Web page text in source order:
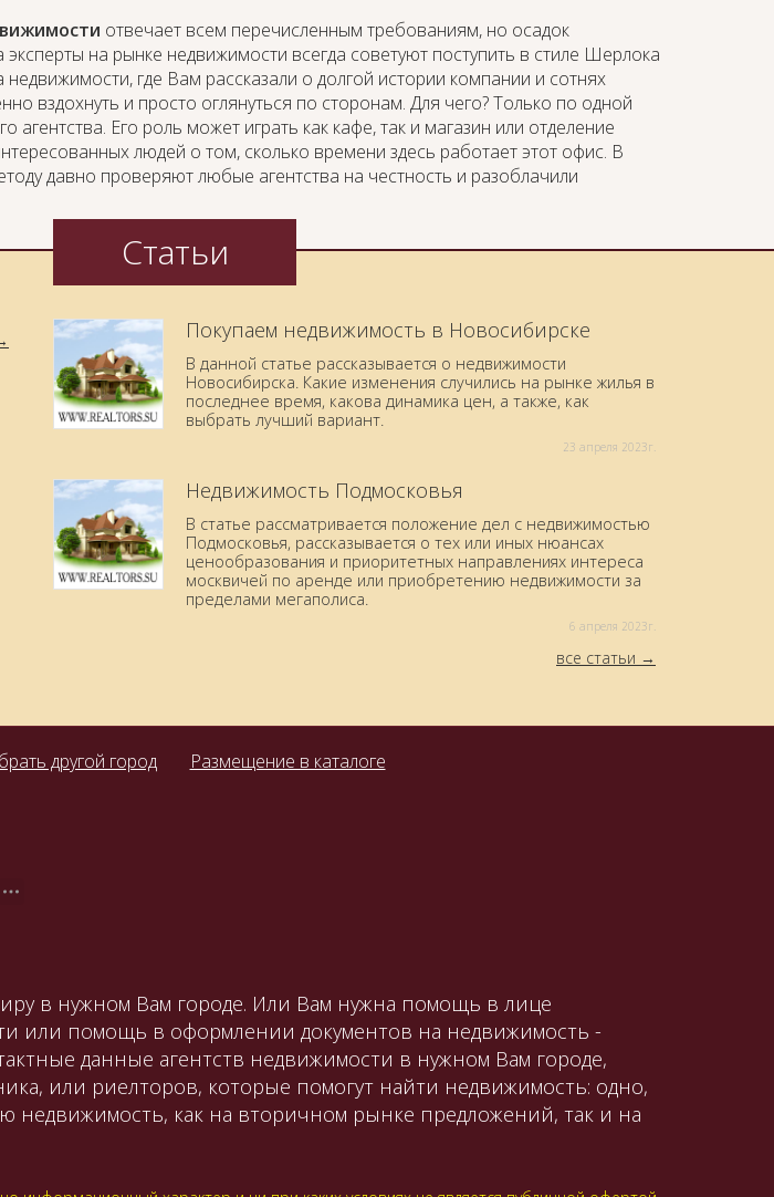
отвечает всем перечисленным требованиям, но осадок
эксперты на рынке недвижимости всегда советуют поступить в стиле Шерлока
где Вам рассказали о долгой истории компании и сотнях
вздохнуть и просто оглянуться по сторонам. Для чего? Только по одной
агентства. Его роль может играть как кафе, так и магазин или отделение
людей о том, сколько времени здесь работает этот офис. В
давно проверяют любые агентства на честность и разоблачили
Статьи
Покупаем недвижимость в Новосибирске
В данной статье рассказывается о недвижимости
Новосибирска. Какие изменения случились на рынке жилья в
последнее время, какова динамика цен, а также, как
выбрать лучший вариант.
23 aпреля 2023г.
Недвижимость Подмосковья
В статье рассматривается положение дел с недвижимостью
Подмосковья, рассказывается о тех или иных нюансах
ценообразования и приоритетных направлениях интереса
москвичей по аренде или приобретению недвижимости за
пределами мегаполиса.
6 aпреля 2023г.
все статьи
другой город Размещение в каталоге
в нужном Вам городе. Или Вам нужна помощь в лице
или помощь в оформлении документов на недвижимость -
данные агентств недвижимости в нужном Вам городе,
или риелторов, которые помогут найти недвижимость: одно,
недвижимость, как на вторичном рынке предложений, так и на